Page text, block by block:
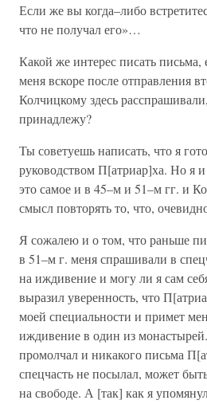
Если же вы когда–либо
что не получал его»…
Какой же интерес писать письма,
меня вскоре после отправления
Колчицкому здесь
принадлежу?
Ты советуешь написать, что я
руководством П[атриар]ха. Но я
это самое и в 45–м и 51–м гг. и
смысл повторять то, что,
Я сожалею и о том, что раньше
в 51–м г. меня спрашивали в
на иждивение и могу ли я сам
выразил уверенность, что
моей специальности и примет
иждивение в один из
промолчал и никакого письма
спецчасть не посылал, может
на свободе. А [так] как я